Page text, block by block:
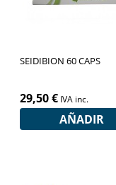
SEIDIBION 60 CAPS
29,50 € IVA inc.
AÑADIR